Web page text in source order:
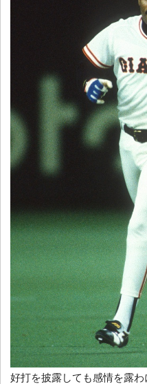
好打を披露しても感情を露